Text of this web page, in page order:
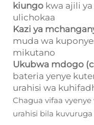
kiungo kwa ajili
ulichokaa
Kazi ya
muda wa
mikutano
Ukubwa mdogo
bateria yenye
urahisi wa
Chagua vifaa
urahisi bila